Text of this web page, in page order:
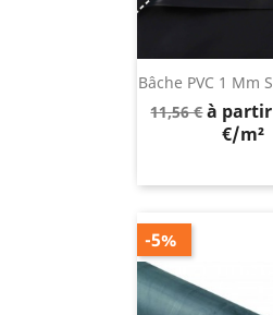
Bâche PVC 1 Mm
Prix
11,56 € à partir
€/m²
-5%